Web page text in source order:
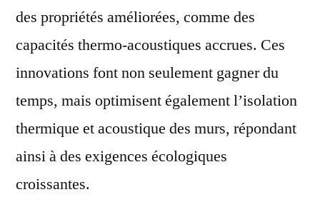
des propriétés améliorées, comme des
capacités thermo-acoustiques accrues. Ces
innovations font non seulement gagner du
temps, mais optimisent également l’isolation
thermique et acoustique des murs, répondant
ainsi à des exigences écologiques
croissantes.